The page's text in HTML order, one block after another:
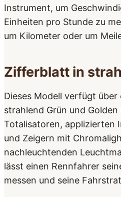
Instrument, um
Einheiten pro Stunde zu
um Kilometer oder um
Zifferblatt in
Dieses Modell verfügt
strahlend Grün und
Totalisatoren, applizierten
und Zeigern mit
nachleuchtenden
lässt einen Rennfahrer
messen und seine